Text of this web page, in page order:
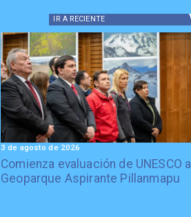
IR A RECIENTE
Comienza evaluación de UNESCO al
Geoparque Aspirante Pillanmapu
3 de agosto de 2026